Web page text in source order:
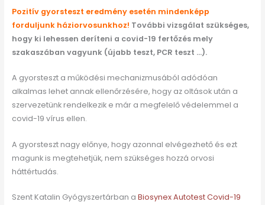
Pozitív gyorsteszt eredmény esetén mindenképp
forduljunk háziorvosunkhoz! További vizsgálat szükséges,
hogy ki lehessen deríteni a covid-19 fertőzés mely
szakaszában vagyunk (újabb teszt, PCR teszt …).
A gyorsteszt a működési mechanizmusából adódóan
alkalmas lehet annak ellenőrzésére, hogy az oltások után a
szervezetünk rendelkezik e már a megfelelő védelemmel a
covid-19 vírus ellen.
A gyorsteszt nagy előnye, hogy azonnal elvégezhető és ezt
magunk is megtehetjük, nem szükséges hozzá orvosi
háttértudás.
Szent Katalin Gyógyszertárban a Biosynex Autotest Covid-19